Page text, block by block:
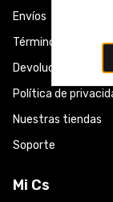
Envíos
Términos y
Devoluciones y
Política de
Nuestras tiendas
Soporte
Mi Cs